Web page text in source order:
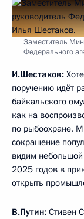
Заместитель
Федерального
И.Шестаков:
поручению идёт
байкальского
как на
по рыбоохране.
сокращение
видим
2025 годов в
открыть
В.Путин: Стивен